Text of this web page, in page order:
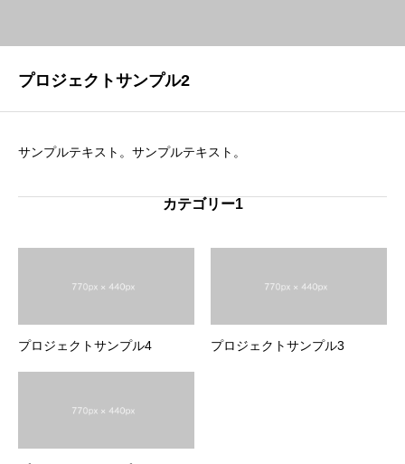
プロジェクトサンプル2
サンプルテキスト。サンプルテキスト。
カテゴリー1
プロジェクトサンプル4 プロジェクトサンプル3